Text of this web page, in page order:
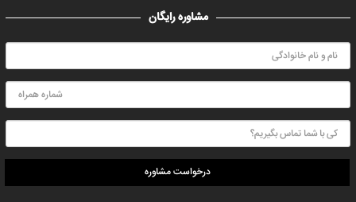
مشاوره رایگان
درخواست مشاوره